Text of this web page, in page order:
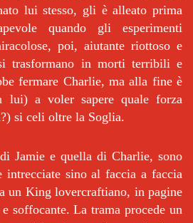
lui stesso, gli è alleato prima
quando gli esperimenti
poi, aiutante riottoso e
trasformano in morti terribili e
fermare Charlie, ma alla fine è
lui) a voler sapere quale forza
si celi oltre la Soglia.
Jamie e quella di Charlie, sono
intrecciate sino al faccia a faccia
un King lovercraftiano, in pagine
soffocante. La trama procede un